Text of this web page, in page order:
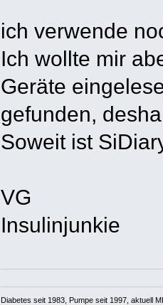
ich verwende
Ich wollte mir
Geräte
gefunden,
Soweit ist
VG
Insulinjunkie
Diabetes seit 1983, Pumpe seit 1997, aktuell